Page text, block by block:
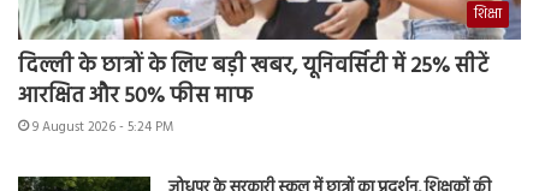
शिक्षा
दिल्ली के छात्रों के लिए बड़ी खबर, यूनिवर्सिटी में 25% सीटें
आरक्षित और 50% फीस माफ
9 August 2026 - 5:24 PM